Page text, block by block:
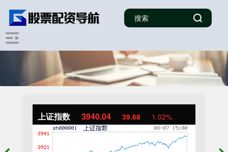
上证指数 3940.04 39.68 1.02%